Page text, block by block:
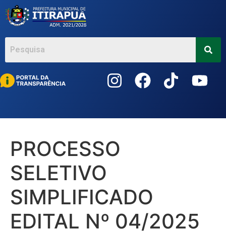
PROCESSO
SELETIVO
SIMPLIFICADO
EDITAL Nº 04/2025